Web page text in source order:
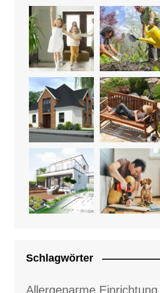
Schlagwörter
Allergenarme Einrichtung